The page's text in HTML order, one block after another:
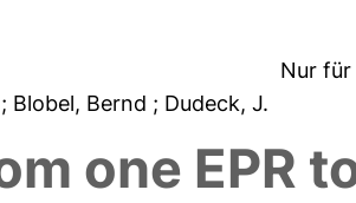
Nur für
; Blobel, Bernd ; Dudeck, J.
one EPR